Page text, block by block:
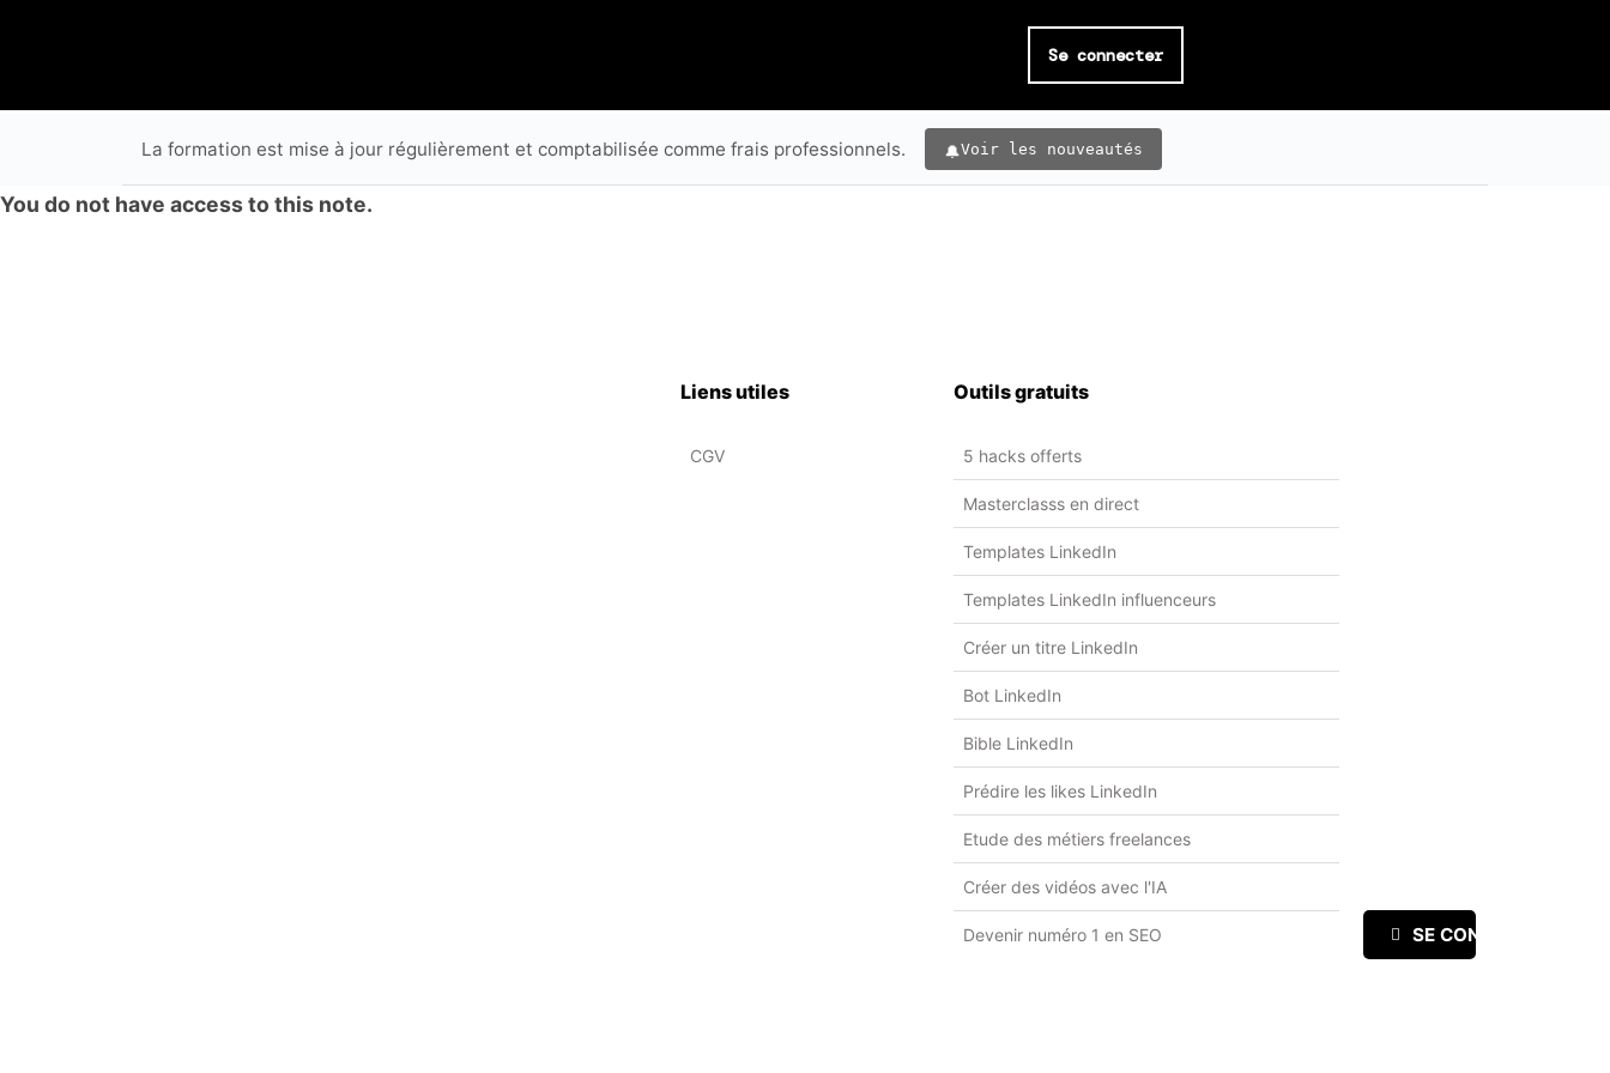
Se connecter
La formation est mise à jour régulièrement et comptabilisée comme frais professionnels. Voir les nouveautés
You do not have access to this note.
Liens utiles
CGV
Outils gratuits
5 hacks offerts
Masterclasss en direct
Templates LinkedIn
Templates LinkedIn influenceurs
Créer un titre LinkedIn
Bot LinkedIn
Bible LinkedIn
Prédire les likes LinkedIn
Etude des métiers freelances
Créer des vidéos avec l'IA
Devenir numéro 1 en SEO SE CONNECTER